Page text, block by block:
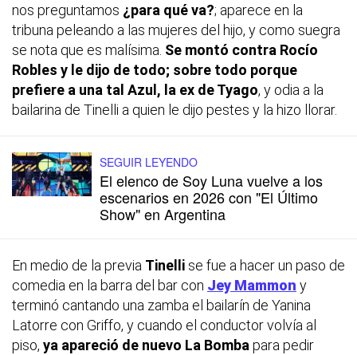
nos preguntamos ¿para qué va?; aparece en la
tribuna peleando a las mujeres del hijo, y como suegra
se nota que es malísima. Se montó contra Rocío
Robles y le dijo de todo; sobre todo porque
prefiere a una tal Azul, la ex de Tyago, y odia a la
bailarina de Tinelli a quien le dijo pestes y la hizo llorar.
SEGUIR LEYENDO
El elenco de Soy Luna vuelve a los
escenarios en 2026 con "El Último
Show" en Argentina
En medio de la previa Tinelli se fue a hacer un paso de
comedia en la barra del bar con Jey Mammon y
terminó cantando una zamba el bailarín de Yanina
Latorre con Griffo, y cuando el conductor volvía al
piso, ya apareció de nuevo La Bomba para pedir